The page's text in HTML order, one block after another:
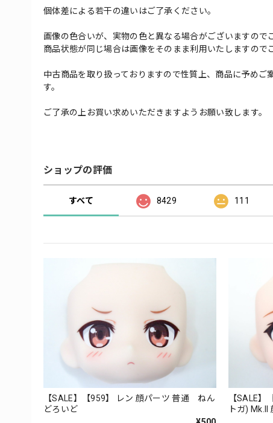
個体差による若干の違いはご了承ください。
画像の色合いが、実物の色と異なる場合がございますので
商品状態が同じ場合は画像をそのまま利用いたしますので
中古商品を取り扱っておりますので性質上、商品に予め
す。
ご了承の上お買い求めいただきますようお願い致します。
ショップの評価
すべて 8429 111
【SALE】【959】 レン 顔パーツ 普通 ねん
どろいど
【SALE
トガ)